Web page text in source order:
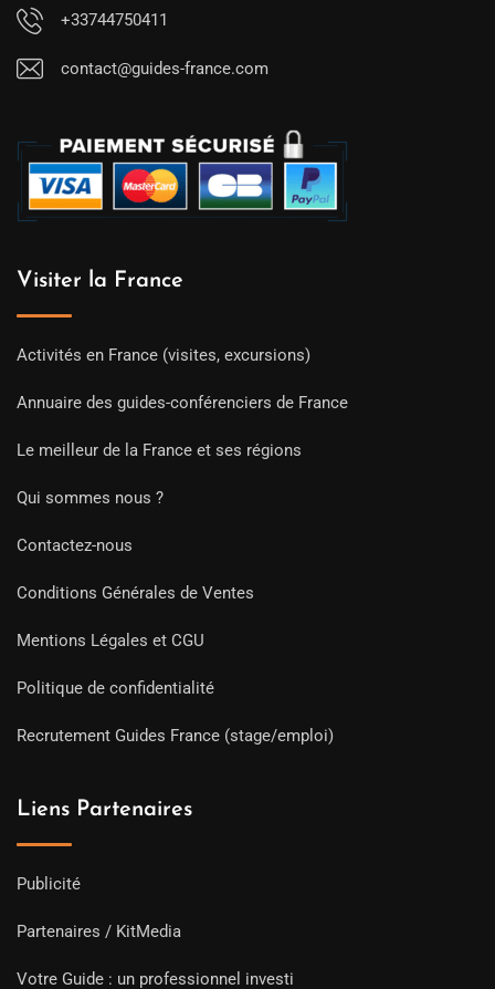
+33744750411
contact@guides-france.com
Visiter la France
Activités en France (visites, excursions)
Annuaire des guides-conférenciers de France
Le meilleur de la France et ses régions
Qui sommes nous ?
Contactez-nous
Conditions Générales de Ventes
Mentions Légales et CGU
Politique de confidentialité
Recrutement Guides France (stage/emploi)
Liens Partenaires
Publicité
Partenaires / KitMedia
Votre Guide : un professionnel investi